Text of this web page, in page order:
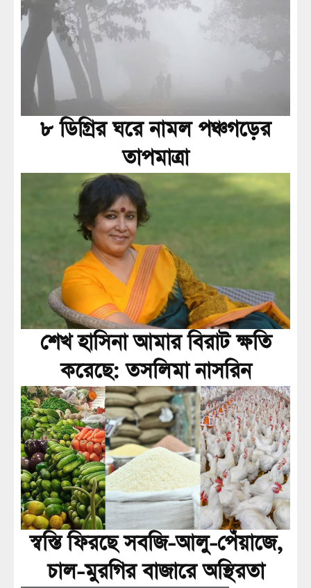
৮ ডিগ্রির ঘরে নামল পঞ্চগড়ের
তাপমাত্রা
শেখ হাসিনা আমার বিরাট ক্ষতি
করেছে: তসলিমা নাসরিন
স্বস্তি ফিরছে সবজি-আলু-পেঁয়াজে,
চাল-মুরগির বাজারে অস্থিরতা